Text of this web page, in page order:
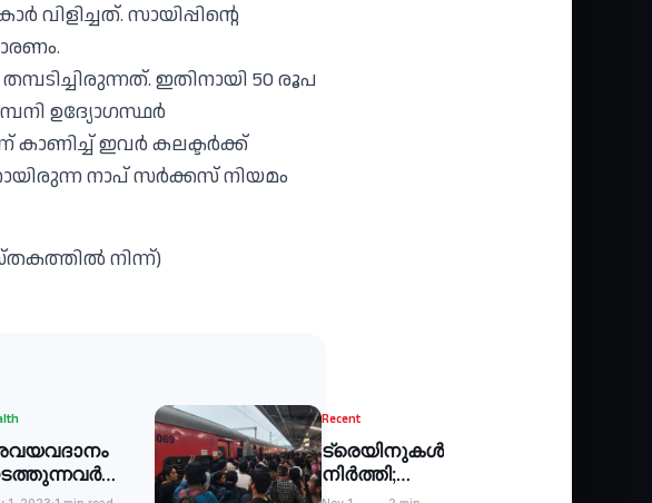
സായിപ്പിന്റെ
ഇതിനായി 50 രൂപ
ഉദ്യോഗസ്ഥർ
ഇവർ കലക്ടർക്ക്
നാപ് സർക്കസ് നിയമം
നിന്ന്)
Recent
ട്രെയിനുകൾ
നിർത്തി;
ദുരിതയാത്ര